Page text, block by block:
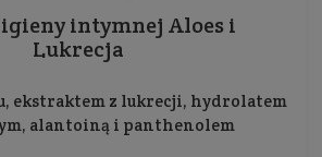
intymnej Aloes i
Lukrecja
ekstraktem z lukrecji, hydrolatem
alantoiną i panthenolem